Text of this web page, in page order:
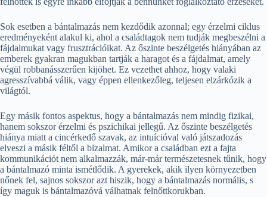
Sok esetben a bántalmazás nem kezdődik azonnal; egy érzelmi ciklus
eredményeként alakul ki, ahol a családtagok nem tudják megbeszélni a
fájdalmukat vagy frusztrációikat. Az őszinte beszélgetés hiányában az
emberek gyakran magukban tartják a haragot és a fájdalmat, amely
végül robbanásszerűen kijöhet. Ez vezethet ahhoz, hogy valaki
agresszívabbá válik, vagy éppen ellenkezőleg, teljesen elzárkózik a
világtól.
Egy másik fontos aspektus, hogy a bántalmazás nem mindig fizikai,
hanem sokszor érzelmi és pszichikai jellegű. Az őszinte beszélgetés
hiánya miatt a cincérkedő szavak, az intuícióval való játszadozás
elveszi a másik féltől a bizalmat. Amikor a családban ezt a fajta
kommunikációt nem alkalmazzák, már-már természetesnek tűnik, hogy
a bántalmazó minta ismétlődik. A gyerekek, akik ilyen környezetben
nőnek fel, sajnos sokszor azt hiszik, hogy a bántalmazás normális, s
így maguk is bántalmazóvá válhatnak felnőttkorukban.